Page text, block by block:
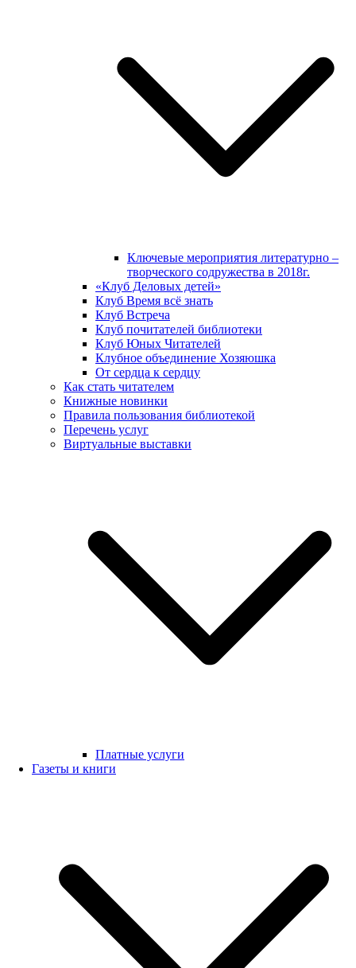
Ключевые мероприятия литературно –
творческого содружества в 2018г.
«Клуб Деловых детей»
Клуб Время всё знать
Клуб Встреча
Клуб почитателей библиотеки
Клуб Юных Читателей
Клубное объединение Хозяюшка
От сердца к сердцу
Как стать читателем
Книжные новинки
Правила пользования библиотекой
Перечень услуг
Виртуальные выставки
Платные услуги
Газеты и книги